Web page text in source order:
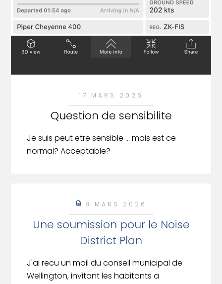
17 MARS 2026
Question de sensibilite
Je suis peut etre sensible ... mais est ce
normal? Acceptable?
8 MARS 2026
Une soumission pour le Noise
District Plan
J'ai recu un mail du conseil municipal de
Wellington, invitant les habitants a